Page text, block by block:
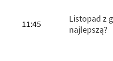
11:45
Listopad z
najlepszą?